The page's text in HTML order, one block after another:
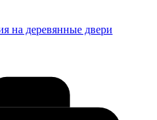
на деревянные двери